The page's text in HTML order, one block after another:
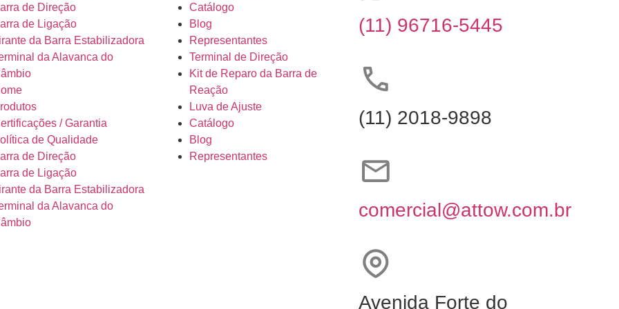
de Direção
de Ligação
da Barra Estabilizadora
da Alavanca do
/ Garantia
de Qualidade
de Direção
de Ligação
da Barra Estabilizadora
da Alavanca do
Catálogo
Blog
Representantes
Terminal de Direção
Kit de Reparo da Barra de
Reação
Luva de Ajuste
Catálogo
Blog
Representantes
(11) 96716-5445
(11) 2018-9898
comercial@attow.com.br
Avenida Forte do